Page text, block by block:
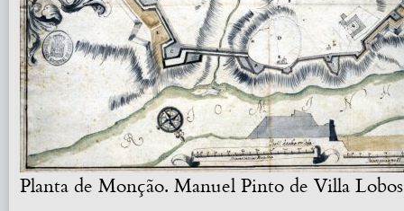
Planta de Monção. Manuel Pinto de Villa